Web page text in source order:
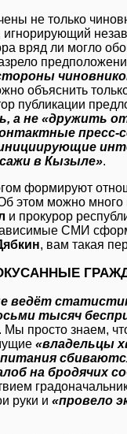
не только
игнорирующий
вряд ли могло
объяснить
публикации
а не «дружить
пресс-
сажи в Кызыле».
формируют
этом можно много
и прокурор
СМИ
, вам такая
ведёт
тысяч
. Мы просто знаем,
«владельцы
на бродячих
руки и «провело